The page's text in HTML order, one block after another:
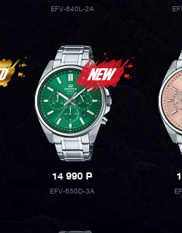
EFV-640L-2A
14 990P
EFV-650D-3A